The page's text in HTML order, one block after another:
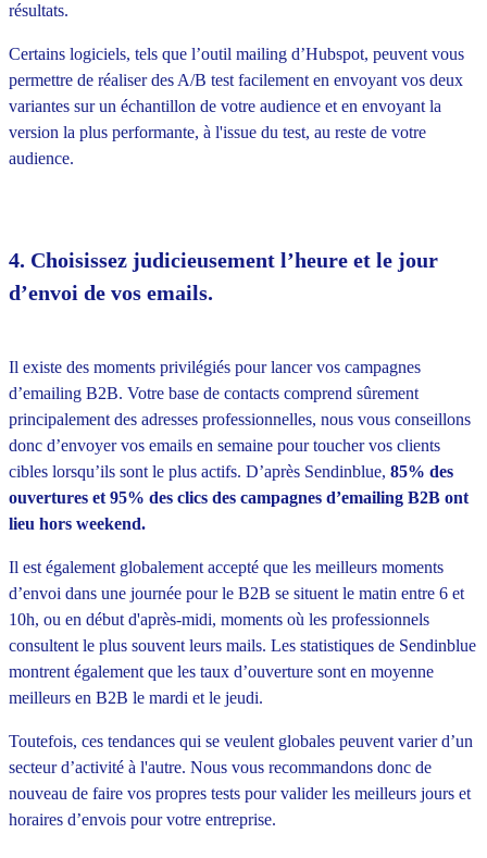
résultats.
Certains logiciels, tels que l’outil mailing d’Hubspot, peuvent vous
permettre de réaliser des A/B test facilement en envoyant vos deux
variantes sur un échantillon de votre audience et en envoyant la
version la plus performante, à l'issue du test, au reste de votre
audience.
4. Choisissez judicieusement l’heure et le jour
d’envoi de vos emails.
Il existe des moments privilégiés pour lancer vos campagnes
d’emailing B2B. Votre base de contacts comprend sûrement
principalement des adresses professionnelles, nous vous conseillons
donc d’envoyer vos emails en semaine pour toucher vos clients
cibles lorsqu’ils sont le plus actifs. D’après Sendinblue, 85% des
ouvertures et 95% des clics des campagnes d’emailing B2B ont
lieu hors weekend.
Il est également globalement accepté que les meilleurs moments
d’envoi dans une journée pour le B2B se situent le matin entre 6 et
10h, ou en début d'après-midi, moments où les professionnels
consultent le plus souvent leurs mails. Les statistiques de Sendinblue
montrent également que les taux d’ouverture sont en moyenne
meilleurs en B2B le mardi et le jeudi.
Toutefois, ces tendances qui se veulent globales peuvent varier d’un
secteur d’activité à l'autre. Nous vous recommandons donc de
nouveau de faire vos propres tests pour valider les meilleurs jours et
horaires d’envois pour votre entreprise.